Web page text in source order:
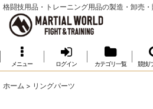
格闘技用品・トレーニング用品の製造・卸売
メニュー ログイン カテゴリ一覧 競技/
ホーム > リングパーツ